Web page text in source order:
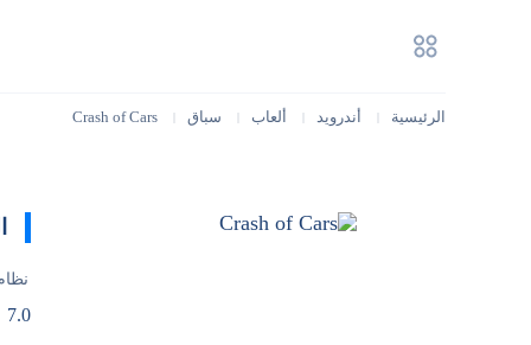
الرئيسية أندرويد ألعاب سباق Crash of Cars
7.0